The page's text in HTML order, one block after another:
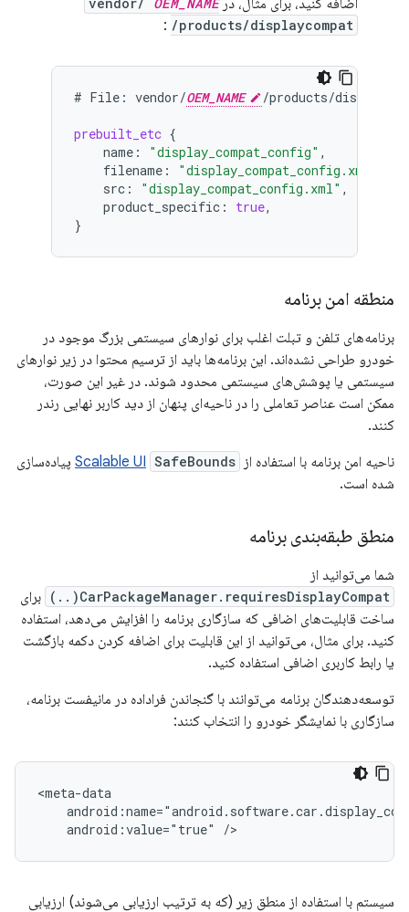
اضافه کنید، برای مثال، در
/products/displaycompat
:
# File: vendor/OEM_NAME /products/
prebuilt_etc {
name : "display_compat_config" ,
filename : "display_compat_config.xml"
src : "display_compat_config.xml" ,
product_specific : true,
}
منطقه امن برنامه
برنامه‌های تلفن و تبلت اغلب برای نوارهای سیستمی بزرگ موجود در
خودرو طراحی نشده‌اند. این برنامه‌ها باید از ترسیم محتوا در زیر نوارهای
سیستمی یا پوشش‌های سیستمی محدود شوند. در غیر این صورت،
ممکن است عناصر تعاملی را در ناحیه‌ای پنهان از دید کاربر نهایی رندر
کنند.
ناحیه امن برنامه با استفاده از
Scalable UI SafeBounds
پیاده‌سازی
شده است.
منطق طبقه‌بندی برنامه
شما می‌توانید از
CarPackageManager.requiresDisplayCompat(..)
برای
ساخت قابلیت‌های اضافی که سازگاری برنامه را افزایش می‌دهد، استفاده
کنید. برای مثال، می‌توانید از این قابلیت برای اضافه کردن دکمه بازگشت
یا رابط کاربری اضافی استفاده کنید.
توسعه‌دهندگان برنامه می‌توانند با گنجاندن فراداده در مانیفست برنامه،
سازگاری با نمایشگر خودرو را انتخاب کنند:
android:value="true"
سیستم با استفاده از منطق زیر (که به ترتیب ارزیابی می‌شوند) ارزیابی